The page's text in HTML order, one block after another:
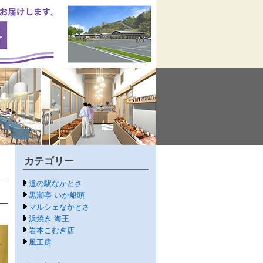
カテゴリー
道の駅なかとさ
黒潮亭 いか船頭
マルシェなかとさ
浜焼き 海王
岩本こむぎ店
風工房